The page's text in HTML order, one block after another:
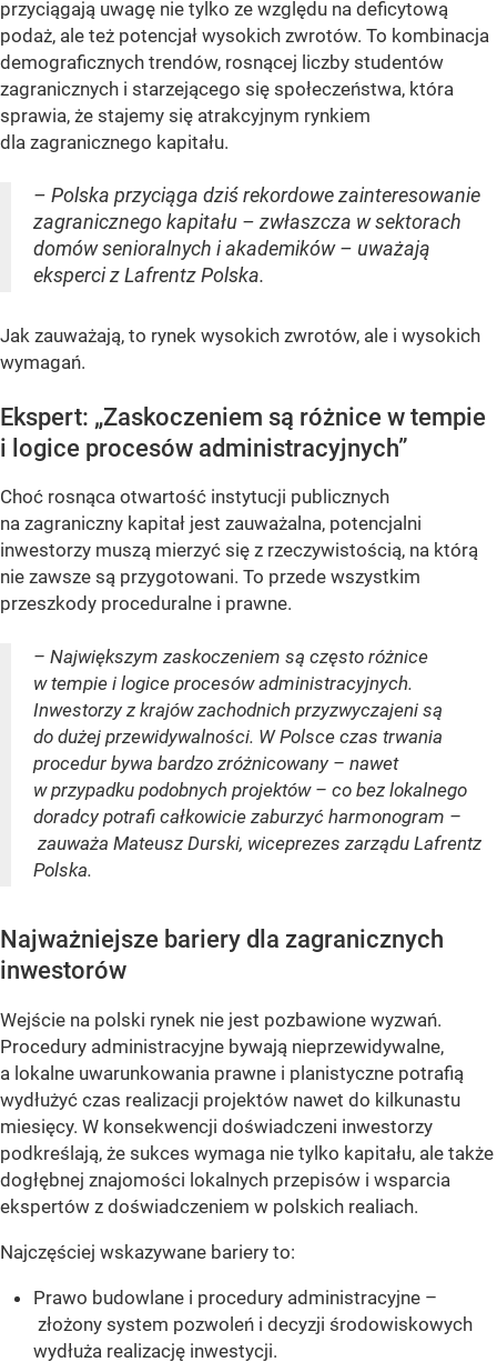
przyciągają uwagę nie tylko ze względu na deficytową
podaż, ale też potencjał wysokich zwrotów. To kombinacja
demograficznych trendów, rosnącej liczby studentów
zagranicznych i starzejącego się społeczeństwa, która
sprawia, że stajemy się atrakcyjnym rynkiem
dla zagranicznego kapitału.
– Polska przyciąga dziś rekordowe zainteresowanie
zagranicznego kapitału – zwłaszcza w sektorach
domów senioralnych i akademików – uważają
eksperci z Lafrentz Polska.
Jak zauważają, to rynek wysokich zwrotów, ale i wysokich
wymagań.
Ekspert: „Zaskoczeniem są różnice w tempie
i logice procesów administracyjnych”
Choć rosnąca otwartość instytucji publicznych
na zagraniczny kapitał jest zauważalna, potencjalni
inwestorzy muszą mierzyć się z rzeczywistością, na którą
nie zawsze są przygotowani. To przede wszystkim
przeszkody proceduralne i prawne.
– Największym zaskoczeniem są często różnice
w tempie i logice procesów administracyjnych.
Inwestorzy z krajów zachodnich przyzwyczajeni są
do dużej przewidywalności. W Polsce czas trwania
procedur bywa bardzo zróżnicowany – nawet
w przypadku podobnych projektów – co bez lokalnego
doradcy potrafi całkowicie zaburzyć harmonogram –
zauważa Mateusz Durski, wiceprezes zarządu Lafrentz
Polska.
Najważniejsze bariery dla zagranicznych
inwestorów
Wejście na polski rynek nie jest pozbawione wyzwań.
Procedury administracyjne bywają nieprzewidywalne,
a lokalne uwarunkowania prawne i planistyczne potrafią
wydłużyć czas realizacji projektów nawet do kilkunastu
miesięcy. W konsekwencji doświadczeni inwestorzy
podkreślają, że sukces wymaga nie tylko kapitału, ale także
dogłębnej znajomości lokalnych przepisów i wsparcia
ekspertów z doświadczeniem w polskich realiach.
Najczęściej wskazywane bariery to:
Prawo budowlane i procedury administracyjne –
złożony system pozwoleń i decyzji środowiskowych
wydłuża realizację inwestycji.